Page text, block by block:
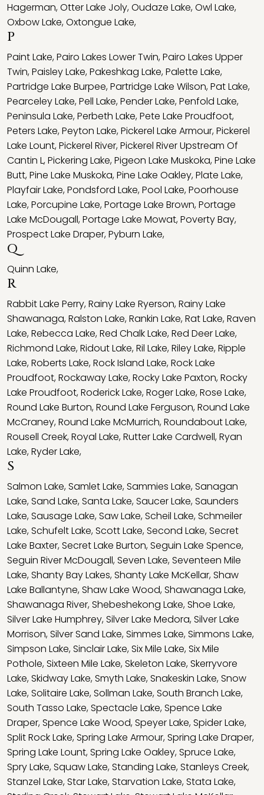
Hagerman,Otter Lake Joly,Oudaze Lake,Owl Lake,
Oxbow Lake,Oxtongue Lake,
P
Paint Lake,Pairo Lakes Lower Twin,Pairo Lakes Upper
Twin,Paisley Lake,Pakeshkag Lake,Palette Lake,
Partridge Lake Burpee,Partridge Lake Wilson,Pat Lake,
Pearceley Lake,Pell Lake,Pender Lake,Penfold Lake,
Peninsula Lake,Perbeth Lake,Pete Lake Proudfoot,
Peters Lake,Peyton Lake,Pickerel Lake Armour,Pickerel
Lake Lount,Pickerel River,Pickerel River Upstream Of
Cantin L,Pickering Lake,Pigeon Lake Muskoka,Pine Lake
Butt,Pine Lake Muskoka,Pine Lake Oakley,Plate Lake,
Playfair Lake,Pondsford Lake,Pool Lake,Poorhouse
Lake,Porcupine Lake,Portage Lake Brown,Portage
Lake McDougall,Portage Lake Mowat,Poverty Bay,
Prospect Lake Draper,Pyburn Lake,
Q
Quinn Lake,
R
Rabbit Lake Perry,Rainy Lake Ryerson,Rainy Lake
Shawanaga,Ralston Lake,Rankin Lake,Rat Lake,Raven
Lake,Rebecca Lake,Red Chalk Lake,Red Deer Lake,
Richmond Lake,Ridout Lake,Ril Lake,Riley Lake,Ripple
Lake,Roberts Lake,Rock Island Lake,Rock Lake
Proudfoot,Rockaway Lake,Rocky Lake Paxton,Rocky
Lake Proudfoot,Roderick Lake,Roger Lake,Rose Lake,
Round Lake Burton,Round Lake Ferguson,Round Lake
McCraney,Round Lake McMurrich,Roundabout Lake,
Rousell Creek,Royal Lake,Rutter Lake Cardwell,Ryan
Lake,Ryder Lake,
S
Salmon Lake,Samlet Lake,Sammies Lake,Sanagan
Lake,Sand Lake,Santa Lake,Saucer Lake,Saunders
Lake,Sausage Lake,Saw Lake,Scheil Lake,Schmeiler
Lake,Schufelt Lake,Scott Lake,Second Lake,Secret
Lake Baxter,Secret Lake Burton,Seguin Lake Spence,
Seguin River McDougall,Seven Lake,Seventeen Mile
Lake,Shanty Bay Lakes,Shanty Lake McKellar,Shaw
Lake Ballantyne,Shaw Lake Wood,Shawanaga Lake,
Shawanaga River,Shebeshekong Lake,Shoe Lake,
Silver Lake Humphrey,Silver Lake Medora,Silver Lake
Morrison,Silver Sand Lake,Simmes Lake,Simmons Lake,
Simpson Lake,Sinclair Lake,Six Mile Lake,Six Mile
Pothole,Sixteen Mile Lake,Skeleton Lake,Skerryvore
Lake,Skidway Lake,Smyth Lake,Snakeskin Lake,Snow
Lake,Solitaire Lake,Sollman Lake,South Branch Lake,
South Tasso Lake,Spectacle Lake,Spence Lake
Draper,Spence Lake Wood,Speyer Lake,Spider Lake,
Split Rock Lake,Spring Lake Armour,Spring Lake Draper,
Spring Lake Lount,Spring Lake Oakley,Spruce Lake,
Spry Lake,Squaw Lake,Standing Lake,Stanleys Creek,
Stanzel Lake,Star Lake,Starvation Lake,Stata Lake,